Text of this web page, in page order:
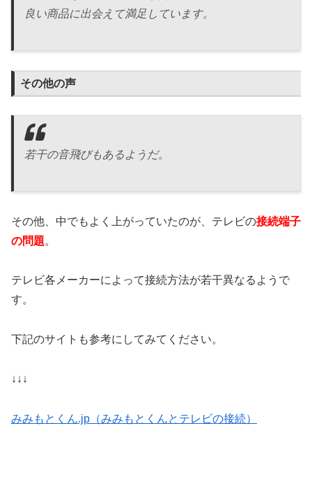
良い商品に出会えて満足しています。
その他の声
若干の音飛びもあるようだ。
その他、中でもよく上がっていたのが、テレビの接続端子
の問題。
テレビ各メーカーによって接続方法が若干異なるようで
す。
下記のサイトも参考にしてみてください。
↓↓↓
みみもとくん.jp（みみもとくんとテレビの接続）